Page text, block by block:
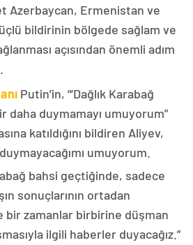
Azerbaycan, Ermenistan ve
üçlü bildirinin bölgede sağlam ve
açısından önemli adım
Putin’in, “‘Dağlık Karabağ
daha duymamayı umuyorum”
katıldığını bildiren Aliyev,
umuyorum.
bahsi geçtiğinde, sadece
sonuçlarının ortadan
bir zamanlar birbirine düşman
ilgili haberler duyacağız.”